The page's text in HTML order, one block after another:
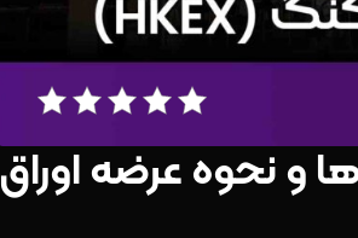
نحوه عرضه اوراق